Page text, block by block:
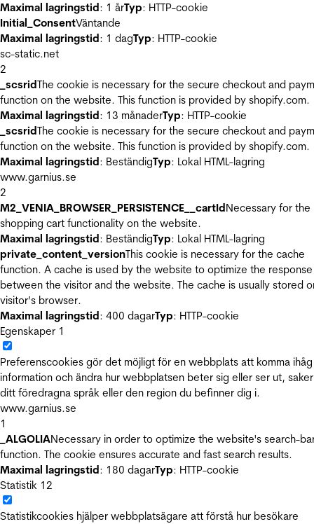
Maximal lagringstid: 1 årTyp: HTTP-cookie
Initial_ConsentVäntande
Maximal lagringstid: 1 dagTyp: HTTP-cookie
sc-static.net
2
_scsridThe cookie is necessary for the secure checkout and
function on the website. This function is provided by shopify.com.
Maximal lagringstid: 13 månaderTyp: HTTP-cookie
_scsridThe cookie is necessary for the secure checkout and
function on the website. This function is provided by shopify.com.
Maximal lagringstid: BeständigTyp: Lokal HTML-lagring
www.garnius.se
2
M2_VENIA_BROWSER_PERSISTENCE__cartIdNecessary for the
shopping cart functionality on the website.
Maximal lagringstid: BeständigTyp: Lokal HTML-lagring
private_content_versionThis cookie is necessary for the cache
function. A cache is used by the website to optimize the
between the visitor and the website. The cache is usually stored
visitor’s browser.
Maximal lagringstid: 400 dagarTyp: HTTP-cookie
Egenskaper 1
Preferenscookies gör det möjligt för en webbplats att komma ihåg
information och ändra hur webbplatsen beter sig eller ser ut,
ditt föredragna språk eller den region du befinner dig i.
www.garnius.se
1
_ALGOLIANecessary in order to optimize the website's search-
function. The cookie ensures accurate and fast search results.
Maximal lagringstid: 180 dagarTyp: HTTP-cookie
Statistik 12
Statistikcookies hjälper webbplatsägare att förstå hur besökare